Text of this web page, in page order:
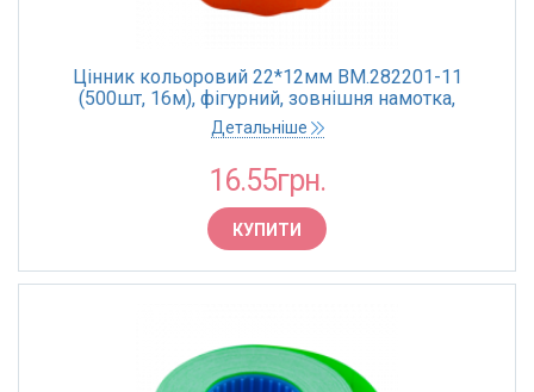
Цінник кольоровий 22*12мм BM.282201-11
(500шт, 16м), фігурний, зовнішня намотка,
помаранчевий(10)
Детальніше
16.55грн.
КУПИТИ